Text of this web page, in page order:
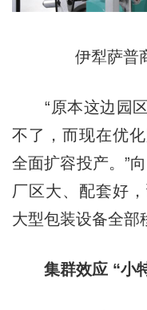
伊犁萨普
“原本这边园区
不了，而现在优
全面扩容投产。”
厂区大、配套好
大型包装设备全部
集群效应 “小